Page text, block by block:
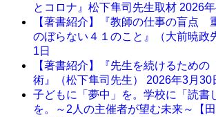
とコロナ』松下隼司先生取材 2026
【著書紹介】『教師の仕事の盲点
のぼらない４１のこと』（大前暁政
1日
【著書紹介】『先生を続けるための
術』（松下隼司先生） 2026年3月30
子どもに「夢中」を。学校に「読書
を。～2人の主催者が望む未来～【